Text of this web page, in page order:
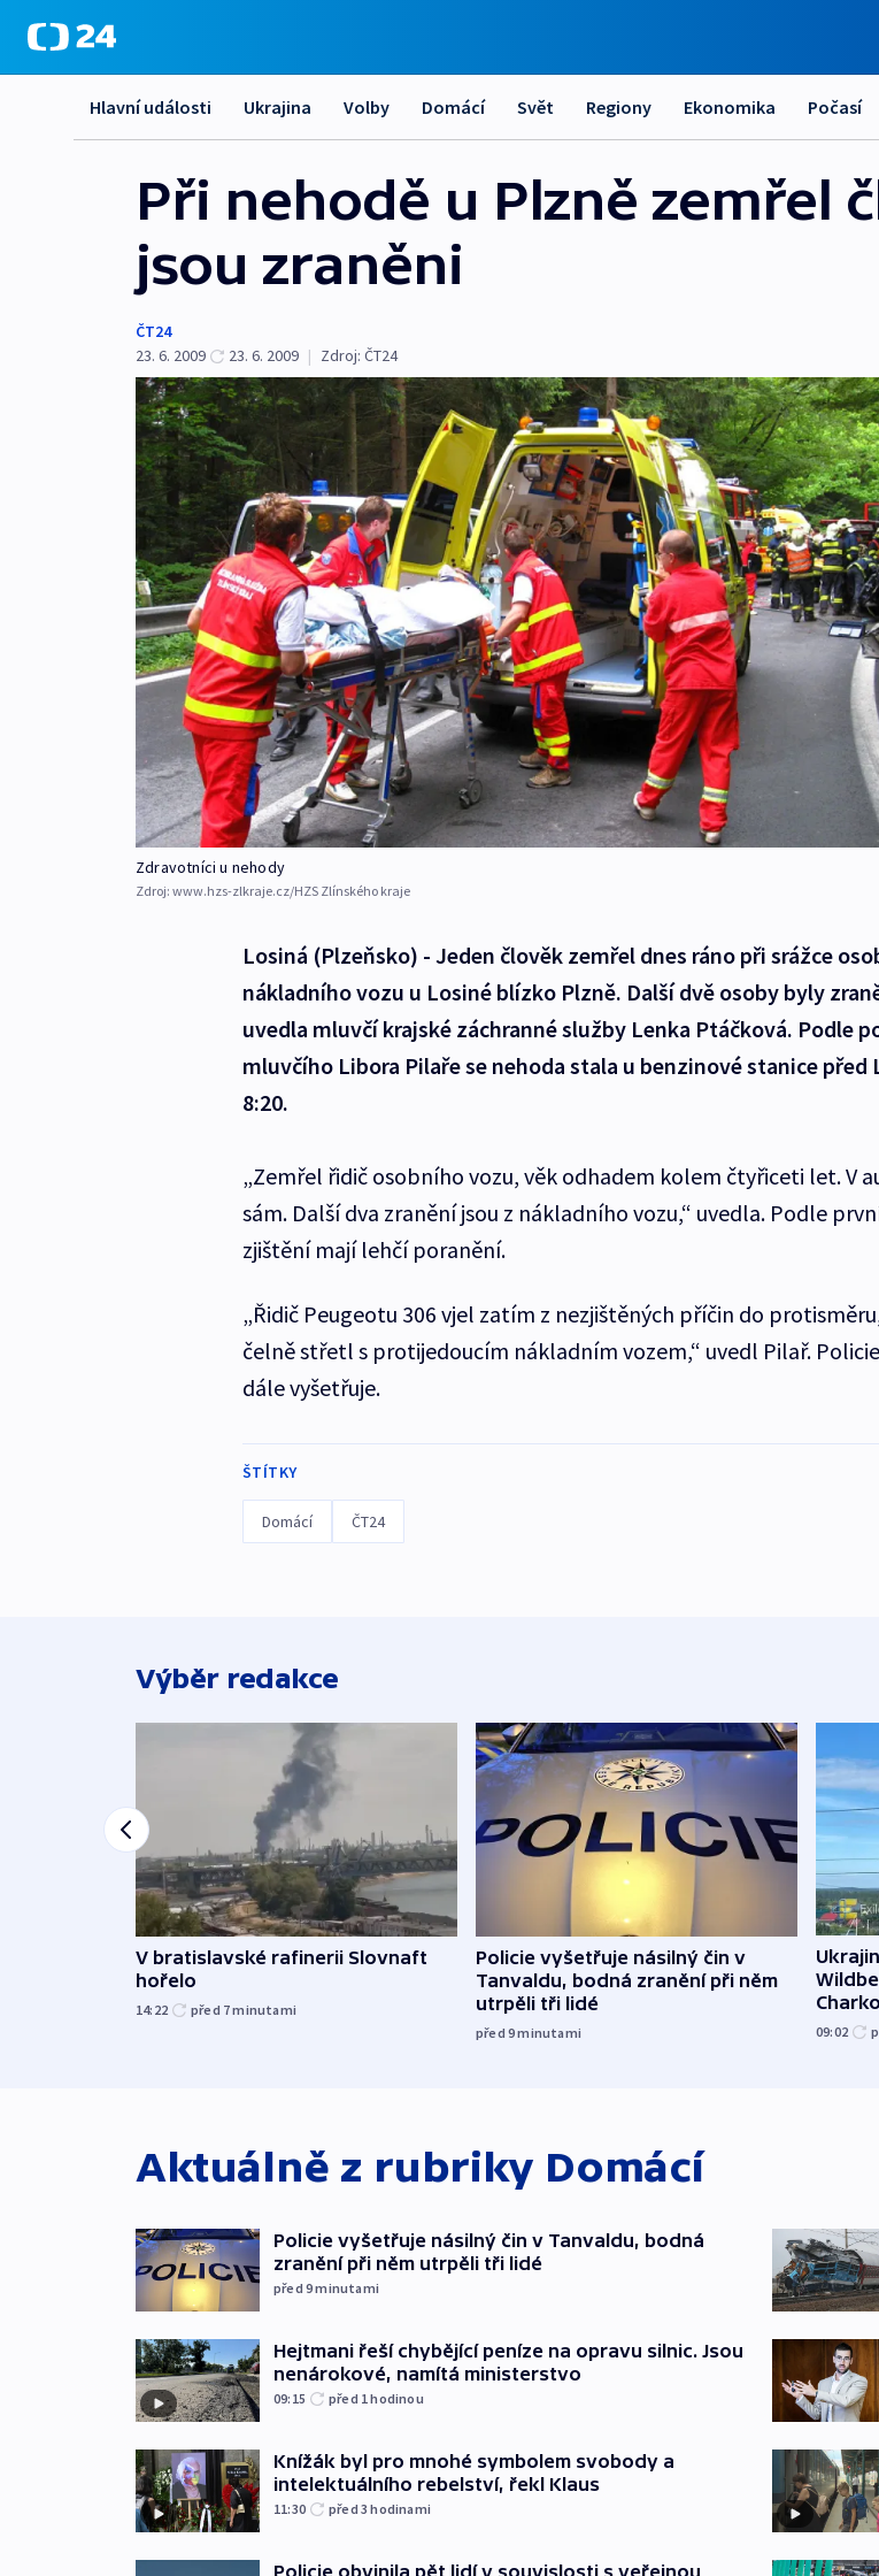
Hlavní události Ukrajina Volby Domácí Svět Regiony Ekonomika Počasí
Při nehodě u Plzně zemřel
jsou zraněni
ČT24
23. 6. 2009
23. 6. 2009 | Zdroj: ČT24
Zdravotníci u nehody
Zdroj: www.hzs-zlkraje.cz/HZS Zlínského kraje
Losiná (Plzeňsko) - Jeden člověk zemřel dnes ráno při srážce
nákladního vozu u Losiné blízko Plzně. Další dvě osoby byly
uvedla mluvčí krajské záchranné služby Lenka Ptáčková. Podle
mluvčího Libora Pilaře se nehoda stala u benzinové stanice před
8:20.
„Zemřel řidič osobního vozu, věk odhadem kolem čtyřiceti let. V
sám. Další dva zranění jsou z nákladního vozu,“ uvedla. Podle
zjištění mají lehčí poranění.
„Řidič Peugeotu 306 vjel zatím z nezjištěných příčin do
čelně střetl s protijedoucím nákladním vozem,“ uvedl Pilař.
dále vyšetřuje.
ŠTÍTKY
Domácí ČT24
Výběr redakce
V bratislavské rafinerii Slovnaft
hořelo
14:22 před 7minutami
Policie vyšetřuje násilný čin v
Tanvaldu, bodná zranění při něm
utrpěli tři lidé
před 9minutami 09:02
Aktuálně z rubriky Domácí
Policie vyšetřuje násilný čin v Tanvaldu, bodná
zranění při něm utrpěli tři lidé
před 9minutami
Hejtmani řeší chybějící peníze na opravu silnic. Jsou
nenárokové, namítá ministerstvo
09:15 před 1hodinou
Knížák byl pro mnohé symbolem svobody a
intelektuálního rebelství, řekl Klaus
11:30 před 3hodinami
Policie obvinila pět lidí v souvislosti s veřejnou